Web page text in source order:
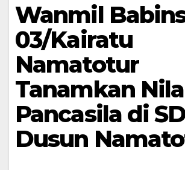
Wanmil
03/Kairatu
Namatotur
Tanamkan
Pancasila di
Dusun